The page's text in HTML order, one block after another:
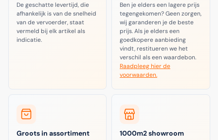
De geschatte levertijd, die
afhankelijk is van de snelheid
van de vervoerder, staat
vermeld bij elk artikel als
indicatie.
Ben je elders een lagere prijs
tegengekomen? Geen zorgen,
wij garanderen je de beste
prijs. Als je elders een
goedkopere aanbieding
vindt, restitueren we het
verschil als een waardebon.
Raadpleeg hier de
voorwaarden.
Groots in assortiment 1000m2 showroom